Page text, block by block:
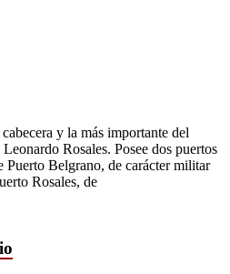
y la más importante del
Rosales. Posee dos puertos
Puerto Belgrano, de carácter militar
Rosales, de